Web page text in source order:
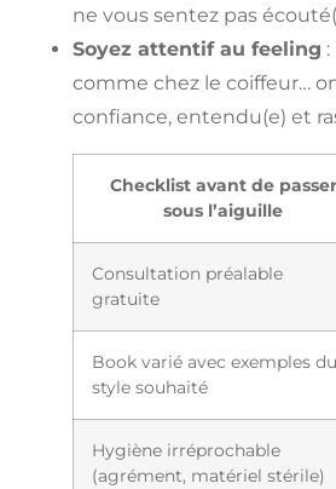
ne vous sentez pas
Soyez attentif au feeling
comme chez le coiffeur…
confiance, entendu(e) et
Checklist avant de passer
sous l’aiguille
Consultation préalable
gratuite
Book varié avec exemples du
style souhaité
Hygiène irréprochable
(agrément, matériel stérile)